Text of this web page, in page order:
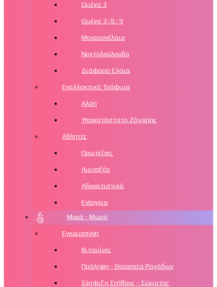
Ωμέγα 3
Ωμέγα 3 : 6 : 9
Μουρουνέλαιο
Νυχτολούλουδο
Διάφορα Ελαια
Εναλλακτικά Τρόφιμα
Αλόη
Υποκατάστατο Ζάχαρης
Αθλητές
Πρωτεΐνες
Αμινοξέα
Αδυνατιστικά
Ενέργεια
Μαμά - Μωρό
Εγκυμοσύνη
Βιταμίνες
Πρόληψη - Θεραπεία Ραγάδων
Σύσφιξη Στήθους - Σώματος